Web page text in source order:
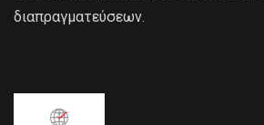
διαπραγματεύσεων.